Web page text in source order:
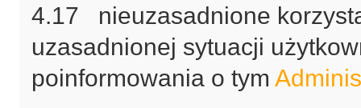
4.17 nieuzasadnione
uzasadnionej sytuacji
poinformowania o tym